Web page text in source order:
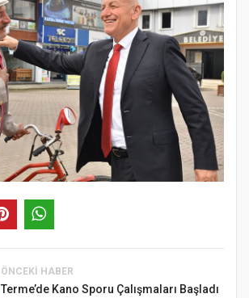
ÖNCEKI HABER
Terme’de Kano Sporu Çalışmaları Başladı